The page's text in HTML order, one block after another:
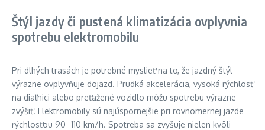
Štýl jazdy či pustená klimatizácia ovplyvnia
spotrebu elektromobilu
Pri dlhých trasách je potrebné myslieť na to, že jazdný štýl
výrazne ovplyvňuje dojazd. Prudká akcelerácia, vysoká rýchlosť
na diaľnici alebo preťažené vozidlo môžu spotrebu výrazne
zvýšiť. Elektromobily sú najúspornejšie pri rovnomernej jazde
rýchlosťou 90–110 km/h. Spotreba sa zvyšuje nielen kvôli